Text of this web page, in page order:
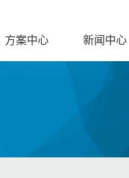
方案中心 新闻中心